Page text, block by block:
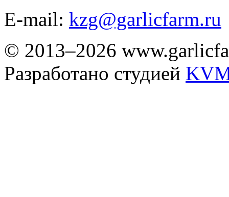
E-mail: kzg@garlicfarm.ru
© 2013–2026
Разработано студией